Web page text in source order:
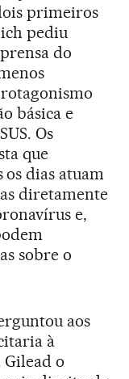
primeiros
pediu
do
básica e
Os
que
os dias atuam
diretamente
e,
sobre o
aos
à
o